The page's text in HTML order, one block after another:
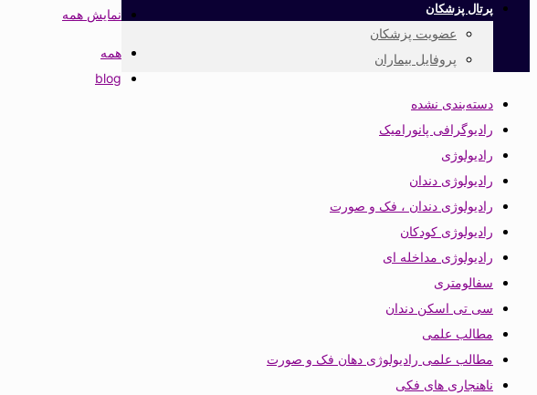
پرتال پزشکان
عضویت پزشکان
پروفایل بیماران
نمایش همه
همه
blog
دسته‌بندی نشده
رادیوگرافی پانورامیک
رادیولوژی
رادیولوژی دندان
رادیولوژی دندان ، فک و صورت
رادیولوژی کودکان
رادیولوژی مداخله ای
سفالومتری
سی تی اسکن دندان
مطالب علمی
مطالب علمی رادیولوژی دهان فک و صورت
ناهنجاری های فکی